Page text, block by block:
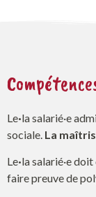
Le·la salarié·e
sociale. La
Le·la salarié·e
faire preuve de